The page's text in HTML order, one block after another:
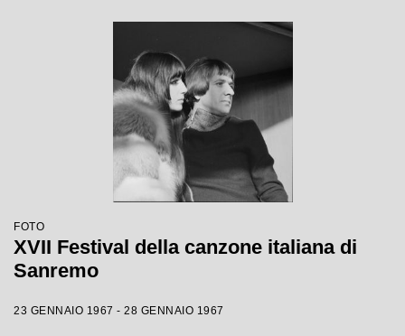
FOTO
XVII Festival della canzone italiana di
Sanremo
23 GENNAIO 1967 - 28 GENNAIO 1967